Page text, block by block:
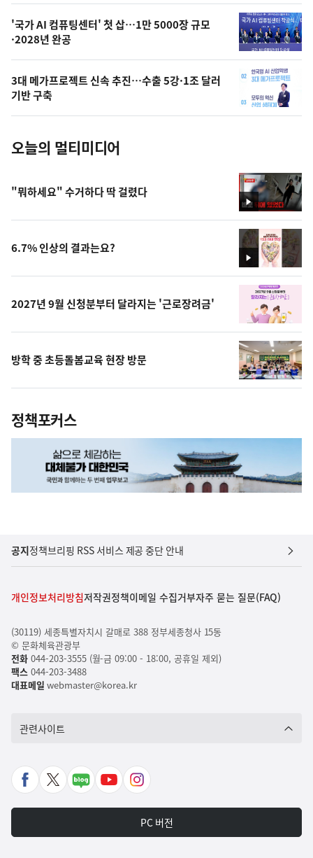
오
늘
의
사
진
'국가 AI 컴퓨팅센터' 첫 삽…1만 5000장 규모
·2028년 완공
3대 메가프로젝트 신속 추진…수출 5강·1조 달러
기반 구축
오늘의 멀티미디어
영
상
"뭐하세요" 수거하다 딱 걸렸다
영
상
6.7% 인상의 결과는요?
2027년 9월 신청분부터 달라지는 '근로장려금'
방학 중 초등돌봄교육 현장 방문
정책포커스
공지정책브리핑 RSS 서비스 제공 중단 안내
개인정보처리방침저작권정책이메일 수집거부자주 묻는 질문(FAQ)
(30119) 세종특별자치시 갈매로 388 정부세종청사 15동
© 문화체육관광부
전화044-203-3555 (월-금 09:00 - 18:00, 공휴일 제외)
팩스044-203-3488
대표메일 webmaster@korea.kr
관련사이트
페
북
X
가
네
포
유
바
인
타
그
PC 버전